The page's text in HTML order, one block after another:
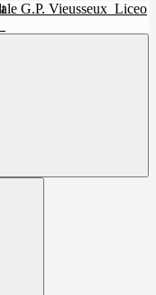
G.P. Vieusseux Liceo